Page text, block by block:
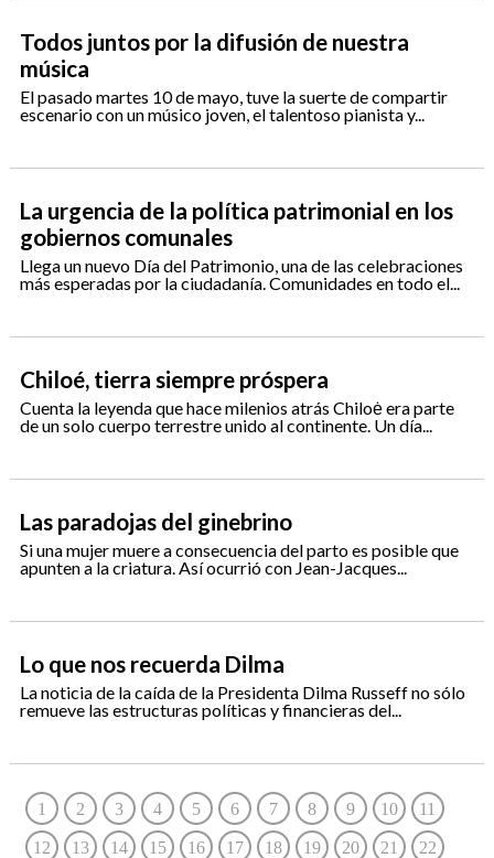
Todos juntos por la difusión de nuestra
música
El pasado martes 10 de mayo, tuve la suerte de compartir
escenario con un músico joven, el talentoso pianista y...
La urgencia de la política patrimonial en los
gobiernos comunales
Llega un nuevo Día del Patrimonio, una de las celebraciones
más esperadas por la ciudadanía. Comunidades en todo el...
Chiloé, tierra siempre próspera
Cuenta la leyenda que hace milenios atrás Chiloė era parte
de un solo cuerpo terrestre unido al continente. Un día...
Las paradojas del ginebrino
Si una mujer muere a consecuencia del parto es posible que
apunten a la criatura. Así ocurrió con Jean-Jacques...
Lo que nos recuerda Dilma
La noticia de la caída de la Presidenta Dilma Russeff no sólo
remueve las estructuras políticas y financieras del...
1 2 3 4 5 6 7 8 9 10 11
12 13 14 15 16 17 18 19 20 21 22